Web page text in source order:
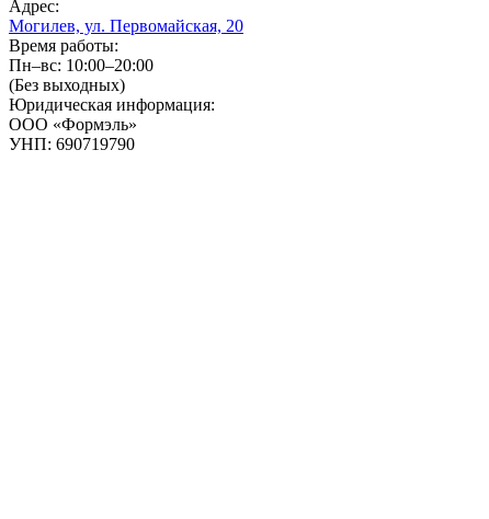
Адрес:
Могилев, ул. Первомайская, 20
Время работы:
Пн–вс: 10:00–20:00
(Без выходных)
Юридическая информация:
ООО «Формэль»
УНП: 690719790